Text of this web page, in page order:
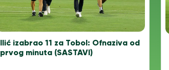
Ilić izabrao 11 za Tobol: Ofnaziva od
prvog minuta (SASTAVI)